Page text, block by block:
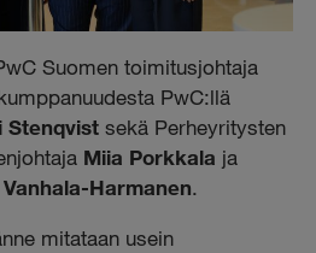
Suomen toimitusjohtaja
PwC:llä
Stenqvist sekä Perheyritysten
Miia Porkkala ja
Harmanen.
mitataan usein